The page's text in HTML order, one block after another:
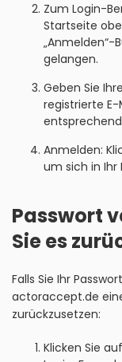
Zum Login-
Startseite
„Anmelden“-
gelangen.
Geben Sie
registrierte E-
Anmelden:
um sich in Ihr
Passwort
Sie es
Falls Sie Ihr
actoraccept.de
zurückzusetzen:
Klicken Sie